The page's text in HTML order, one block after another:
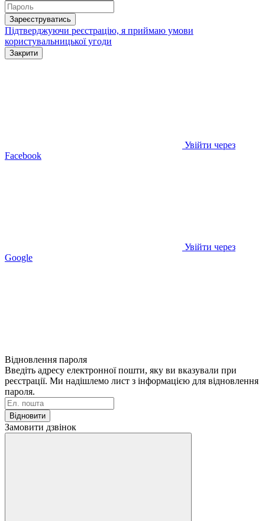
Зареєструватись
Підтверджуючи реєстрацію, я приймаю умови
користувальницької угоди
Закрити
Увійти через
Facebook
Увійти через
Google
Відновлення пароля
Введіть адресу електронної пошти, яку ви вказували при
реєстрації. Ми надішлемо лист з інформацією для відновлення
пароля.
Відновити
Замовити дзвінок